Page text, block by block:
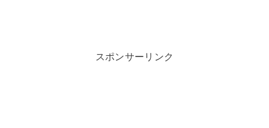
スポンサーリンク